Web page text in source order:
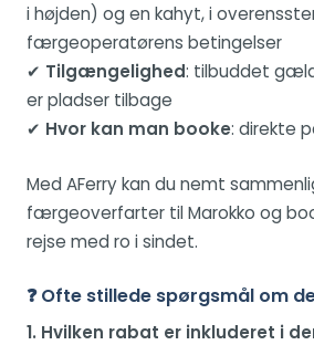
i højden) og en kahyt, i
færgeoperatørens betingelser
✔ Tilgængelighed: tilbuddet
er pladser tilbage
✔ Hvor kan man booke: direkte
Med AFerry kan du nemt
færgeoverfarter til Marokko og
rejse med ro i sindet.
❓ Ofte stillede spørgsmål om
1. Hvilken rabat er inkluderet i